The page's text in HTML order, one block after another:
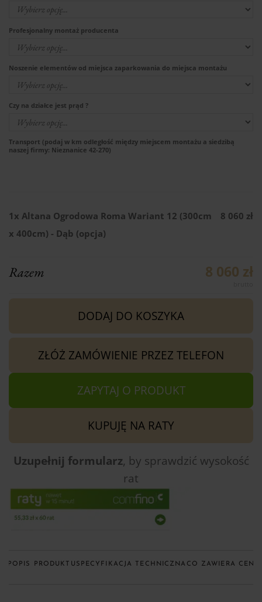
Profesjonalny montaż producenta
Noszenie elementów od miejsca zaparkowania do miejsca montażu
Czy na działce jest prąd ?
Transport (podaj w km odległość między miejscem montażu a siedzibą
naszej firmy: Nieznanice 42-270)
1x Altana Ogrodowa Roma Wariant 12 (300cm
x 400cm) - Dąb (opcja)
8 060 zł
Razem 8 060 zł
DODAJ DO KOSZYKA
ZŁÓŻ ZAMÓWIENIE PRZEZ TELEFON
ZAPYTAJ O PRODUKT
KUPUJĘ NA RATY
Uzupełnij formularz, by sprawdzić wysokość
rat
OPIS PRODUKTU SPECYFIKACJA TECHNICZNA CO ZAWIERA